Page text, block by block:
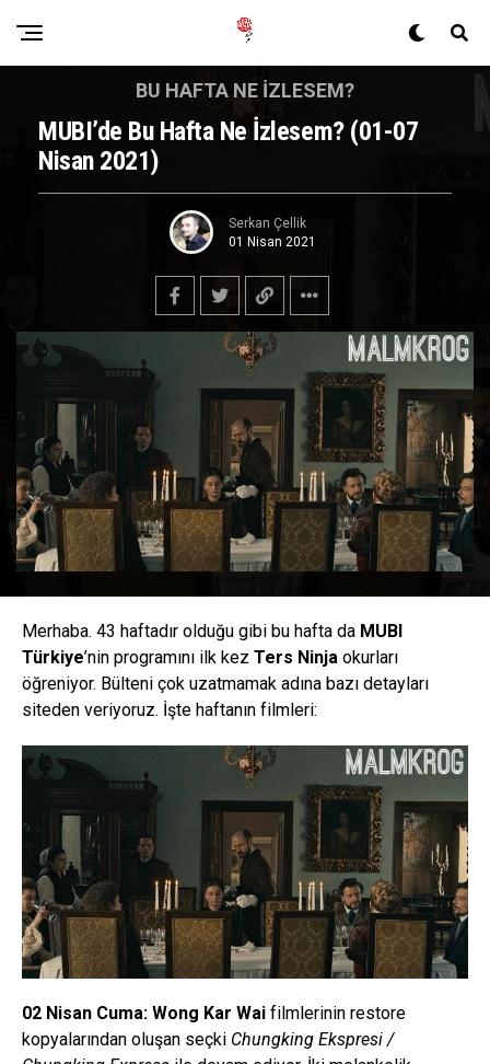
BU HAFTA NE İZLESEM?
MUBI’de Bu Hafta Ne İzlesem? (01-07
Nisan 2021)
Serkan Çellik
01 Nisan 2021
Merhaba. 43 haftadır olduğu gibi bu hafta da MUBI
Türkiye’nin programını ilk kez Ters Ninja okurları
öğreniyor. Bülteni çok uzatmamak adına bazı detayları
siteden veriyoruz. İşte haftanın filmleri:
02 Nisan Cuma: Wong Kar Wai filmlerinin restore
kopyalarından oluşan seçki Chungking Ekspresi /